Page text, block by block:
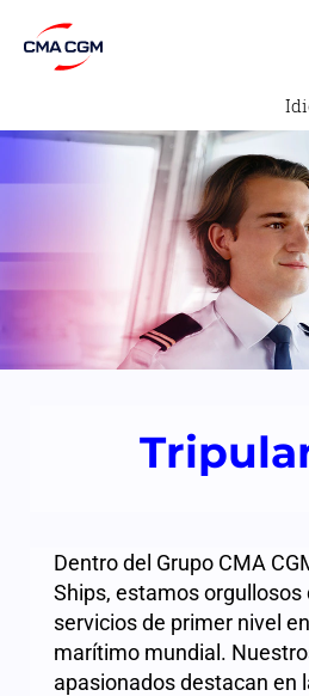
Empleos
Marinos2
Dentro del Grupo CMA
Ships, estamos orgullosos
servicios de primer nivel
marítimo mundial.
apasionados destacan en